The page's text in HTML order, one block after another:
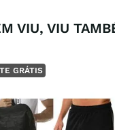
VIU, VIU
GRÁTIS